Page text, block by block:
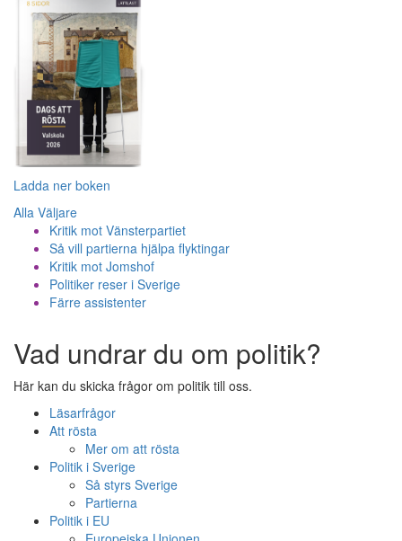
Ladda ner boken
Alla Väljare
Kritik mot Vänsterpartiet
Så vill partierna hjälpa flyktingar
Kritik mot Jomshof
Politiker reser i Sverige
Färre assistenter
Vad undrar du om politik?
Här kan du skicka frågor om politik till oss.
Läsarfrågor
Att rösta
Mer om att rösta
Politik i Sverige
Så styrs Sverige
Partierna
Politik i EU